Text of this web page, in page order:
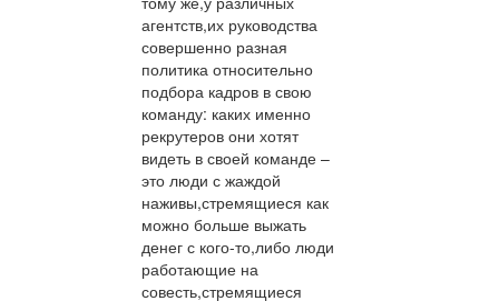
агентств,их руководства
совершенно разная
политика относительно
подбора кадров в свою
команду: каких именно
рекрутеров они хотят
видеть в своей команде –
это люди с жаждой
наживы,стремящиеся как
можно больше выжать
денег с кого-то,либо люди
работающие на
совесть,стремящиеся